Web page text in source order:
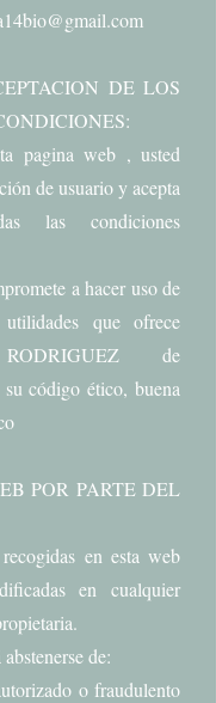
DE LOS
pagina web , usted
de usuario y acepta
las condiciones
a hacer uso de
que ofrece
de
código ético, buena
POR PARTE DEL
en esta web
en cualquier
de:
o fraudulento